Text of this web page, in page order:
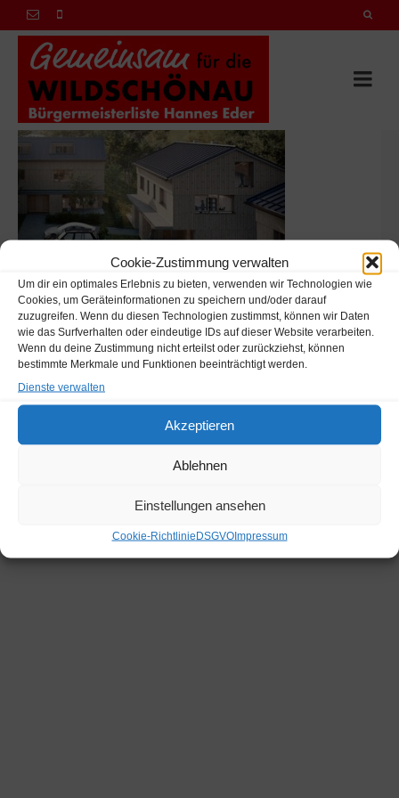
Cookie-Zustimmung verwalten
Um dir ein optimales Erlebnis zu bieten, verwenden wir Technologien wie
Cookies, um Geräteinformationen zu speichern und/oder darauf
zuzugreifen. Wenn du diesen Technologien zustimmst, können wir Daten
wie das Surfverhalten oder eindeutige IDs auf dieser Website verarbeiten.
Wenn du deine Zustimmung nicht erteilst oder zurückziehst, können
bestimmte Merkmale und Funktionen beeinträchtigt werden.
Dienste verwalten
Akzeptieren
Ablehnen
Einstellungen ansehen
Cookie-RichtlinieDSGVOImpressum
Hannes Eder
Marchbach, Niederau 46
Wildschönau Tirol 6314